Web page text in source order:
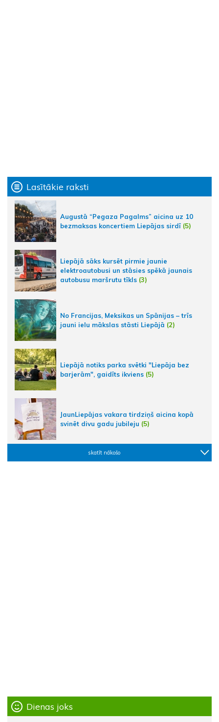
Lasītākie raksti
Augustā “Pegaza Pagalms” aicina uz 10
bezmaksas koncertiem Liepājas sirdī (5)
Liepājā sāks kursēt pirmie jaunie
elektroautobusi un stāsies spēkā jaunais
autobusu maršrutu tīkls (3)
No Francijas, Meksikas un Spānijas – trīs
jauni ielu mākslas stāsti Liepājā (2)
Liepājā notiks parka svētki "Liepāja bez
barjerām", gaidīts ikviens (5)
JaunLiepājas vakara tirdziņš aicina kopā
svinēt divu gadu jubileju (5)
skatīt nākošo
Dienas joks